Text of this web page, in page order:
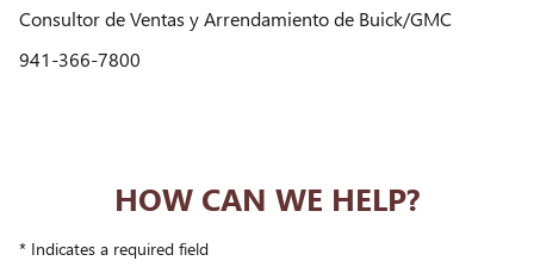
Consultor de Ventas y Arrendamiento de Buick/GMC
941-366-7800
HOW CAN WE HELP?
* Indicates a required field